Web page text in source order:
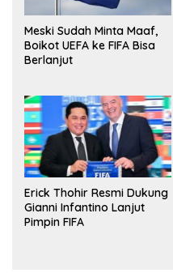
Meski Sudah Minta Maaf,
Boikot UEFA ke FIFA Bisa
Berlanjut
Erick Thohir Resmi Dukung
Gianni Infantino Lanjut
Pimpin FIFA